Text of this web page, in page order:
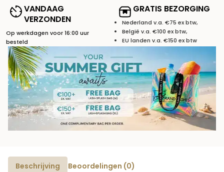
VANDAAG
VERZONDEN
Op werkdagen voor 16:00 uur
besteld
GRATIS BEZORGING
Nederland v.a. €75 ex btw,
België v.a. €100 ex btw,
EU landen v.a. €150 ex btw
Beschrijving Beoordelingen (0)